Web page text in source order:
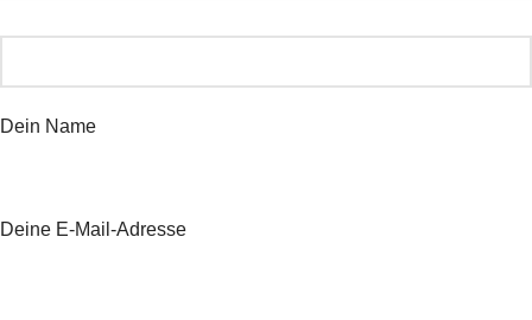
Dein Name
Deine E-Mail-Adresse